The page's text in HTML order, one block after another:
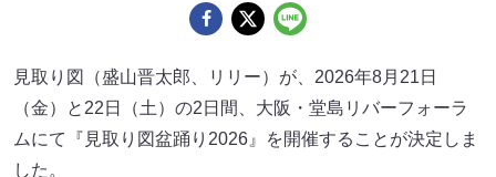
見取り図（盛山晋太郎、リリー）が、2026年8月21日
（金）と22日（土）の2日間、大阪・堂島リバーフォーラ
ムにて『見取り図盆踊り2026』を開催することが決定しま
した。